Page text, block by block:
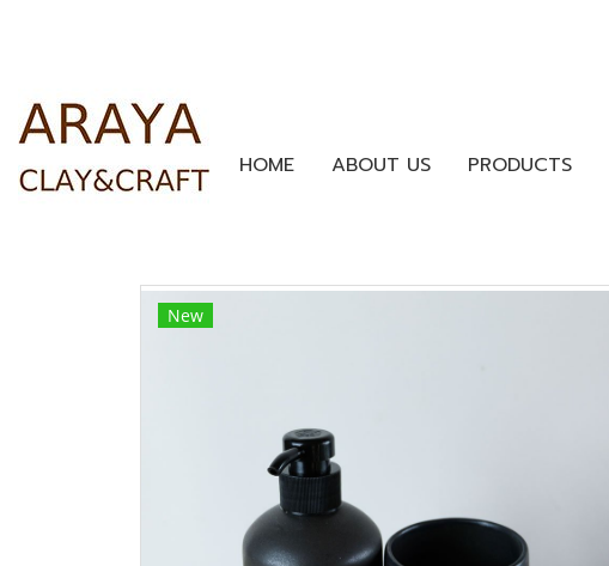
HOME ABOUT US PRODUCTS
New